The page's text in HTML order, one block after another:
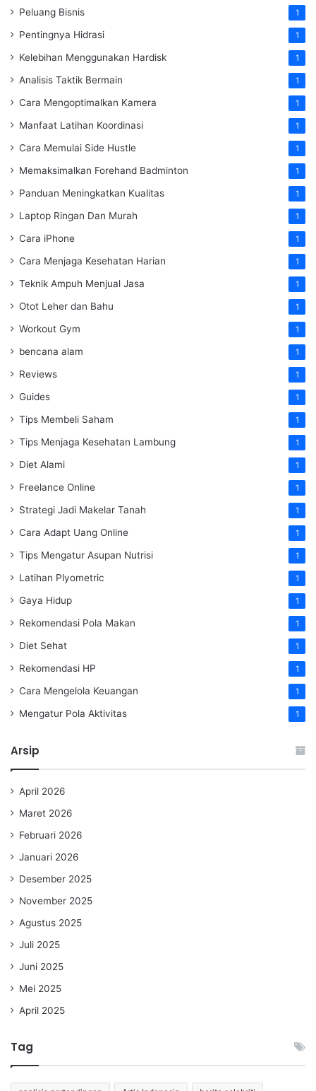
Peluang Bisnis 1
Pentingnya Hidrasi 1
Kelebihan Menggunakan Hardisk 1
Analisis Taktik Bermain 1
Cara Mengoptimalkan Kamera 1
Manfaat Latihan Koordinasi 1
Cara Memulai Side Hustle 1
Memaksimalkan Forehand Badminton 1
Panduan Meningkatkan Kualitas 1
Laptop Ringan Dan Murah 1
Cara iPhone 1
Cara Menjaga Kesehatan Harian 1
Teknik Ampuh Menjual Jasa 1
Otot Leher dan Bahu 1
Workout Gym 1
bencana alam 1
Reviews 1
Guides 1
Tips Membeli Saham 1
Tips Menjaga Kesehatan Lambung 1
Diet Alami 1
Freelance Online 1
Strategi Jadi Makelar Tanah 1
Cara Adapt Uang Online 1
Tips Mengatur Asupan Nutrisi 1
Latihan Plyometric 1
Gaya Hidup 1
Rekomendasi Pola Makan 1
Diet Sehat 1
Rekomendasi HP 1
Cara Mengelola Keuangan 1
Mengatur Pola Aktivitas 1
Arsip
April 2026
Maret 2026
Februari 2026
Januari 2026
Desember 2025
November 2025
Agustus 2025
Juli 2025
Juni 2025
Mei 2025
April 2025
Tag